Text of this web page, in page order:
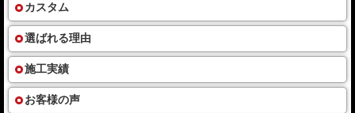
カスタム
選ばれる理由
施工実績
お客様の声